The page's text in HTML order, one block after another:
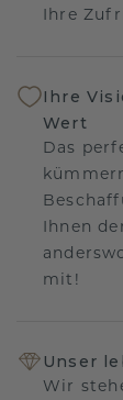
Ihre
Ihre
Wert
Das
Ihnen
mit!
Unser
Wir